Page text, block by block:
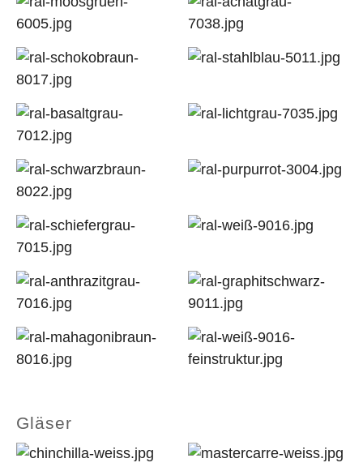
Gläser